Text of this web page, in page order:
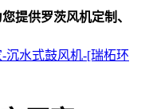
提供罗茨风机定制、